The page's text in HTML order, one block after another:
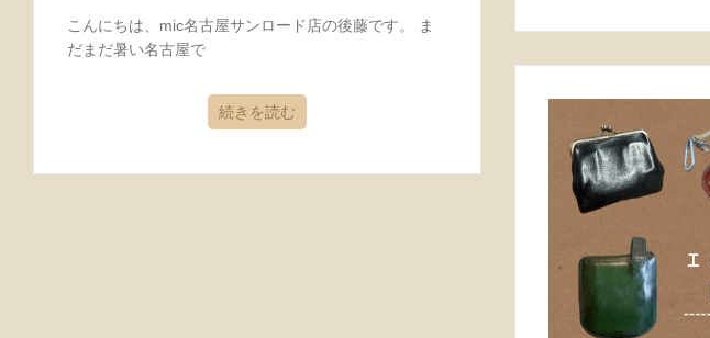
こんにちは、mic名古屋サンロード店の後藤です。 ま
だまだ暑い名古屋で
続きを読む